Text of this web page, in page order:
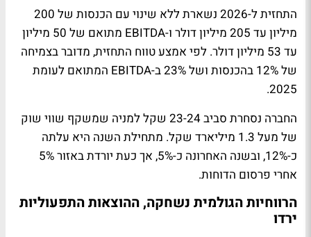
התחזית ל-2026 נשארת ללא שינוי עם הכנסות של 200
מיליון עד 205 מיליון דולר ו-EBITDA מתואם של 50 מיליון
עד 53 מיליון דולר. לפי אמצע טווח התחזית, מדובר בצמיחה
של 12% בהכנסות ושל 23% ב-EBITDA המתואם לעומת
2025.
החברה נסחרת סביב 23-24 שקל למניה שמשקף שווי שוק
של מעל 1.3 מיליארד שקל. מתחילת השנה היא עלתה
כ-12%, ובשנה האחרונה כ-5%, אך כעת יורדת באזור 5%
אחרי פרסום הדוחות.
הרווחיות הגולמית נשחקה, ההוצאות התפעוליות
ירדו